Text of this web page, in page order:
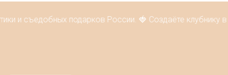
и съедобных подарков России. 🍓 Создаёте